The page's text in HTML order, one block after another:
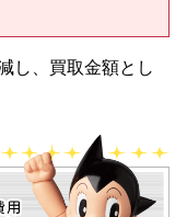
し、買取金額とし